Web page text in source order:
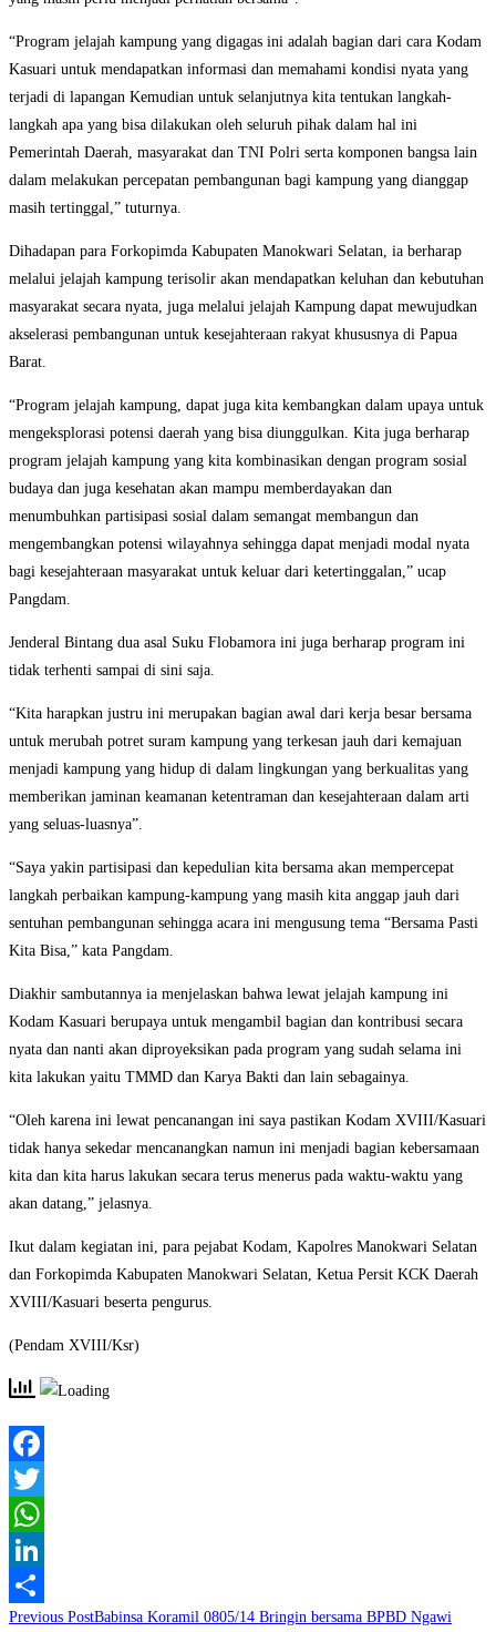
“Program jelajah kampung yang digagas ini adalah bagian dari cara Kodam
Kasuari untuk mendapatkan informasi dan memahami kondisi nyata yang
terjadi di lapangan Kemudian untuk selanjutnya kita tentukan langkah-
langkah apa yang bisa dilakukan oleh seluruh pihak dalam hal ini
Pemerintah Daerah, masyarakat dan TNI Polri serta komponen bangsa lain
dalam melakukan percepatan pembangunan bagi kampung yang dianggap
masih tertinggal,” tuturnya.
Dihadapan para Forkopimda Kabupaten Manokwari Selatan, ia berharap
melalui jelajah kampung terisolir akan mendapatkan keluhan dan kebutuhan
masyarakat secara nyata, juga melalui jelajah Kampung dapat mewujudkan
akselerasi pembangunan untuk kesejahteraan rakyat khususnya di Papua
Barat.
“Program jelajah kampung, dapat juga kita kembangkan dalam upaya untuk
mengeksplorasi potensi daerah yang bisa diunggulkan. Kita juga berharap
program jelajah kampung yang kita kombinasikan dengan program sosial
budaya dan juga kesehatan akan mampu memberdayakan dan
menumbuhkan partisipasi sosial dalam semangat membangun dan
mengembangkan potensi wilayahnya sehingga dapat menjadi modal nyata
bagi kesejahteraan masyarakat untuk keluar dari ketertinggalan,” ucap
Pangdam.
Jenderal Bintang dua asal Suku Flobamora ini juga berharap program ini
tidak terhenti sampai di sini saja.
“Kita harapkan justru ini merupakan bagian awal dari kerja besar bersama
untuk merubah potret suram kampung yang terkesan jauh dari kemajuan
menjadi kampung yang hidup di dalam lingkungan yang berkualitas yang
memberikan jaminan keamanan ketentraman dan kesejahteraan dalam arti
yang seluas-luasnya”.
“Saya yakin partisipasi dan kepedulian kita bersama akan mempercepat
langkah perbaikan kampung-kampung yang masih kita anggap jauh dari
sentuhan pembangunan sehingga acara ini mengusung tema “Bersama Pasti
Kita Bisa,” kata Pangdam.
Diakhir sambutannya ia menjelaskan bahwa lewat jelajah kampung ini
Kodam Kasuari berupaya untuk mengambil bagian dan kontribusi secara
nyata dan nanti akan diproyeksikan pada program yang sudah selama ini
kita lakukan yaitu TMMD dan Karya Bakti dan lain sebagainya.
“Oleh karena ini lewat pencanangan ini saya pastikan Kodam XVIII/Kasuari
tidak hanya sekedar mencanangkan namun ini menjadi bagian kebersamaan
kita dan kita harus lakukan secara terus menerus pada waktu-waktu yang
akan datang,” jelasnya.
Ikut dalam kegiatan ini, para pejabat Kodam, Kapolres Manokwari Selatan
dan Forkopimda Kabupaten Manokwari Selatan, Ketua Persit KCK Daerah
XVIII/Kasuari beserta pengurus.
(Pendam XVIII/Ksr)
Facebook
Twitter
WhatsApp
LinkedIn
Share
Read
Previous PostBabinsa Koramil 0805/14 Bringin bersama BPBD Ngawi